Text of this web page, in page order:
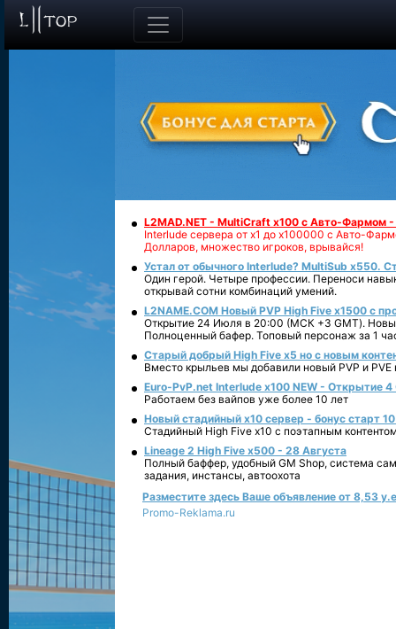
L2MAD.NET - MultiCraft x100 с Авто-Фармом
Interlude сервера от х1 до х100000 с Авто-
Долларов, множество игроков, врывайся!
Устал от обычного Interlude? MultiSub x550.
Один герой. Четыре профессии. Переноси
открывай сотни комбинаций умений.
L2NAME.COM Новый PVP High Five x1500 с
Открытие 24 Июля в 20:00 (МСК +3 GMT).
Полноценный бафер. Топовый персонаж за 1
Старый добрый High Five x5 но с новым
Вместо крыльев мы добавили новый PVP и PVE
Euro-PvP.net Interlude х100 NEW - Открытие 4
Работаем без вайпов уже более 10 лет
Новый стадийный х10 сервер - бонус старт
Стадийный High Five x10 с поэтапным
Lineage 2 High Five x500 - 28 Августа
Полный баффер, удобный GM Shop, система
задания, инстансы, автоохота
Разместите здесь Ваше объявление от 8,53
Promo-Reklama.ru